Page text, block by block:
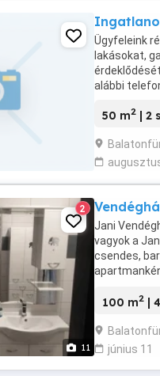
Ügyfeleink
lakásokat,
alábbi
50 m2 | 2
11
2
Jani
vagyok a
csendes,
100 m2 |
június 11